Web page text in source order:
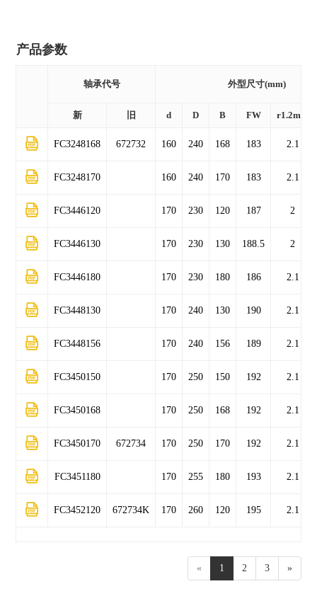
( 225 )mm
产品参数
轴承代号 外型尺寸(mm)
新 旧 d D B FW r1.2min
FC3248168 672732 160 240 168 183 2.1
FC3248170 160 240 170 183 2.1
FC3446120 170 230 120 187 2
FC3446130 170 230 130 188.5 2
FC3446180 170 230 180 186 2.1
FC3448130 170 240 130 190 2.1
FC3448156 170 240 156 189 2.1
FC3450150 170 250 150 192 2.1
FC3450168 170 250 168 192 2.1
FC3450170 672734 170 250 170 192 2.1
FC3451180 170 255 180 193 2.1
FC3452120 672734K 170 260 120 195 2.1
« 1 2 3 »